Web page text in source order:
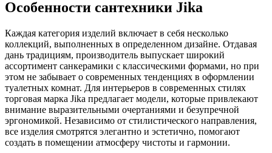
Особенности сантехники Jika
Каждая категория изделий включает в себя несколько
коллекций, выполненных в определенном дизайне. Отдавая
дань традициям, производитель выпускает широкий
ассортимент санкерамики с классическими формами, но при
этом не забывает о современных тенденциях в оформлении
туалетных комнат. Для интерьеров в современных стилях
торговая марка Jika предлагает модели, которые привлекают
внимание выразительными очертаниями и безупречной
эргономикой. Независимо от стилистического направления,
все изделия смотрятся элегантно и эстетично, помогают
создать в помещении атмосферу чистоты и гармонии.